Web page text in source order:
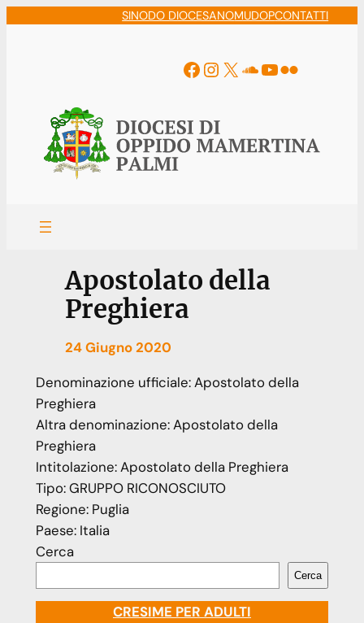
SINODO DIOCESANOMUDOPCONTATTI
Facebook
Instagram
X Soundcloud
YouTube
Flickr
Apostolato della
Preghiera
24 Giugno 2020
Denominazione ufficiale:Apostolato della
Preghiera
Altra denominazione:Apostolato della
Preghiera
Intitolazione:Apostolato della Preghiera
Tipo:GRUPPO RICONOSCIUTO
Regione: Puglia
Paese: Italia
Cerca
Cerca
CRESIME PER ADULTI